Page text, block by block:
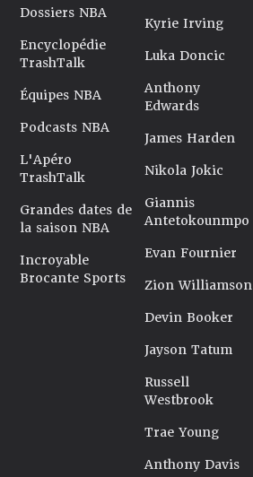
Dossiers NBA
Encyclopédie
TrashTalk
Équipes NBA
Podcasts NBA
L'Apéro
TrashTalk
Grandes dates de
la saison NBA
Incroyable
Brocante Sports
Kyrie Irving
Luka Doncic
Anthony
Edwards
James Harden
Nikola Jokic
Giannis
Antetokounmpo
Evan Fournier
Zion Williamson
Devin Booker
Jayson Tatum
Russell
Westbrook
Trae Young
Anthony Davis